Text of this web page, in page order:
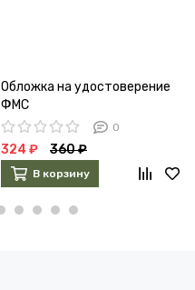
Обложка на удостоверение
ФМС
0
324 ₽ 360 ₽
В корзину